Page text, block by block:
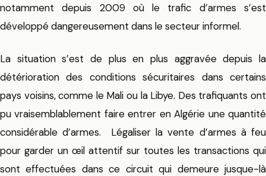
notamment depuis 2009 où le trafic d’armes s’est
développé dangereusement dans le secteur informel.
La situation s’est de plus en plus aggravée depuis la
détérioration des conditions sécuritaires dans certains
pays voisins, comme le Mali ou la Libye. Des trafiquants ont
pu vraisemblablement faire entrer en Algérie une quantité
considérable d’armes. Légaliser la vente d’armes à feu
pour garder un œil attentif sur toutes les transactions qui
sont effectuées dans ce circuit qui demeure jusque-là